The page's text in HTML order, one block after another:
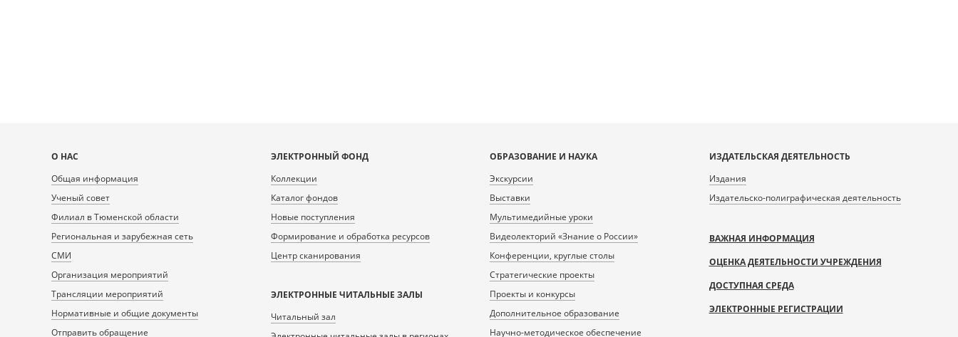
Карта
сайта
О НАС
Общая информация
Ученый совет
Филиал в Тюменской области
Региональная и зарубежная сеть
СМИ
Организация мероприятий
Трансляции мероприятий
Нормативные и общие документы
Отправить обращение
ЭЛЕКТРОННЫЙ ФОНД
Коллекции
Каталог фондов
Новые поступления
Формирование и обработка ресурсов
Центр сканирования
ЭЛЕКТРОННЫЕ ЧИТАЛЬНЫЕ ЗАЛЫ
Читальный зал
ОБРАЗОВАНИЕ И НАУКА
Экскурсии
Выставки
Мультимедийные уроки
Видеолекторий «Знание о России»
Конференции, круглые столы
Стратегические проекты
Проекты и конкурсы
Дополнительное образование
Научно-методическое обеспечение
ИЗДАТЕЛЬСКАЯ ДЕЯТЕЛЬНОСТЬ
Издания
Издательско-полиграфическая деятельность
ВАЖНАЯ ИНФОРМАЦИЯ
ОЦЕНКА ДЕЯТЕЛЬНОСТИ УЧРЕЖДЕНИЯ
ДОСТУПНАЯ СРЕДА
ЭЛЕКТРОННЫЕ РЕГИСТРАЦИИ